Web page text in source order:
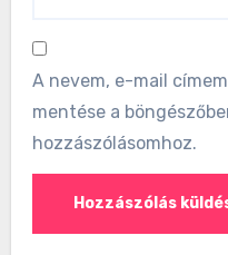
A nevem, e-mail
mentése a
hozzászólásomhoz.